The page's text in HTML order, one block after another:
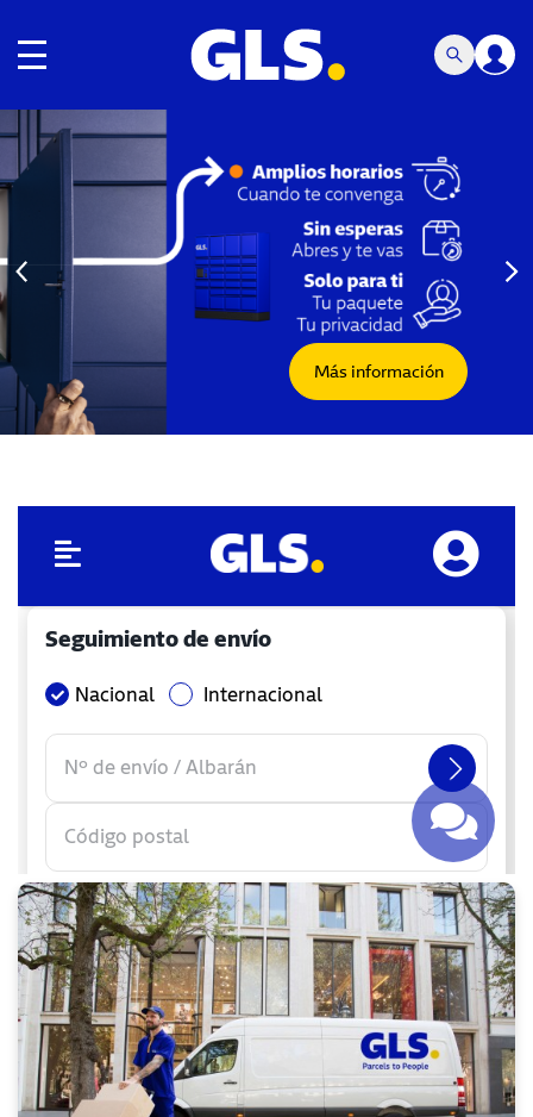
Navegación de palanca
Más información